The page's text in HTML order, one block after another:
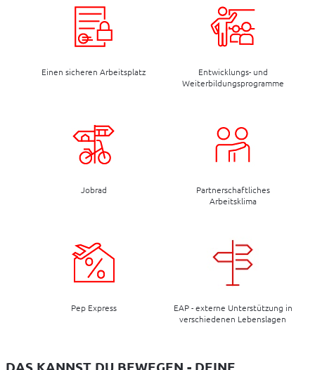
Einen sicheren Arbeitsplatz
Entwicklungs- und
Weiterbildungsprogramme
Jobrad
Partnerschaftliches
Arbeitsklima
Pep Express
EAP - externe Unterstützung in
verschiedenen Lebenslagen